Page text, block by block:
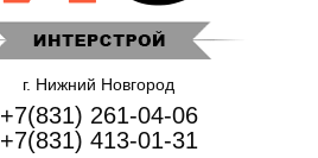
г. Нижний Новгород
+7(831) 261-04-06
+7(831) 413-01-31